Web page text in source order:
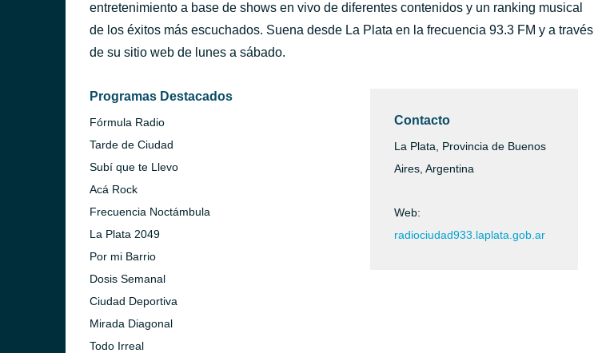
entretenimiento a base de shows en vivo de diferentes contenidos y un ranking musical
de los éxitos más escuchados. Suena desde La Plata en la frecuencia 93.3 FM y a través
de su sitio web de lunes a sábado.
Programas Destacados
Fórmula Radio
Tarde de Ciudad
Subí que te Llevo
Acá Rock
Frecuencia Noctámbula
La Plata 2049
Por mi Barrio
Dosis Semanal
Ciudad Deportiva
Mirada Diagonal
Todo Irreal
Contacto
La Plata, Provincia de Buenos
Aires, Argentina
Web:
radiociudad933.laplata.gob.ar